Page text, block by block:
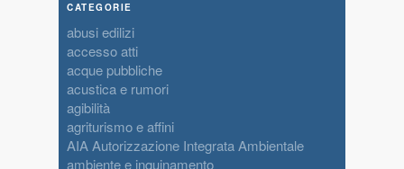
CATEGORIE
abusi edilizi
accesso atti
acque pubbliche
acustica e rumori
agibilità
agriturismo e affini
AIA Autorizzazione Integrata Ambientale
ambiente e inquinamento